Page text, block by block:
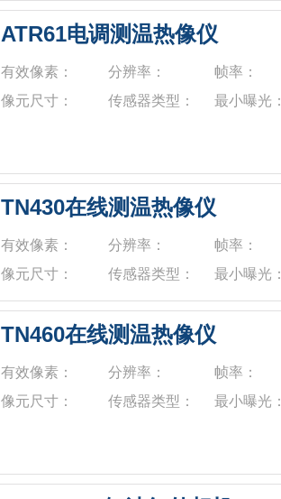
ATR61电调测温热像仪
有效像素： 分辨率： 帧率：
像元尺寸：
传感器类型： 最小曝光：
TN430在线测温热像仪
有效像素： 分辨率： 帧率：
像元尺寸：
传感器类型： 最小曝光：
TN460在线测温热像仪
有效像素： 分辨率： 帧率：
像元尺寸：
传感器类型： 最小曝光：